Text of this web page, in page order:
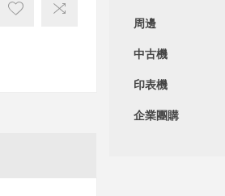
周邊
中古機
印表機
企業團購